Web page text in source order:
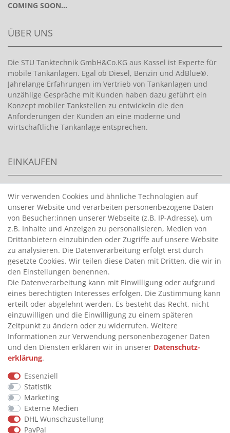
COMING SOON...
ÜBER UNS
Die STU Tanktechnik GmbH&Co.KG aus Kassel ist Experte für
mobile Tankanlagen. Egal ob Diesel, Benzin und AdBlue®.
Jahrelange Erfahrungen im Vertrieb von Tankanlagen und
unzählige Gespräche mit Kunden haben dazu geführt ein
Konzept mobiler Tankstellen zu entwickeln die den
Anforderungen der Kunden an eine moderne und
wirtschaftliche Tankanlage entsprechen.
EINKAUFEN
HANDPUMPEN FÜR BENZIN
>
HANDPUMPEN FÜR ÖLE
>
TANKANLAGEN
>
ADBLUE® BETANKUNG
INFORMATIONEN
>
FAQ
>
VERTRAG WIDERRUFEN
>
WIDERRUFSRECHT
>
WIDERRUFSFORMULAR
IMPRESSUM
>
DATENSCHUTZERKLÄRUNG
>
AGB
>
KONTAKT
Wir verwenden Cookies und ähnliche Technologien auf
unserer Website und verarbeiten personenbezogene Daten
von Besucher:innen unserer Webseite (z.B. IP-Adresse), um
z.B. Inhalte und Anzeigen zu personalisieren, Medien von
Drittanbietern einzubinden oder Zugriffe auf unsere Website
zu analysieren. Die Datenverarbeitung erfolgt erst durch
gesetzte Cookies. Wir teilen diese Daten mit Dritten, die wir in
den Einstellungen benennen.
Die Datenverarbeitung kann mit Einwilligung oder aufgrund
eines berechtigten Interesses erfolgen. Die Zustimmung kann
erteilt oder abgelehnt werden. Es besteht das Recht, nicht
einzuwilligen und die Einwilligung zu einem späteren
Zeitpunkt zu ändern oder zu widerrufen. Weitere
Informationen zur Verwendung personenbezogener Daten
und den Diensten erklären wir in unserer Daten­schutz­
erklärung.
Essenziell
Statistik
Marketing
Externe Medien
DHL Wunschzustellung
PayPal